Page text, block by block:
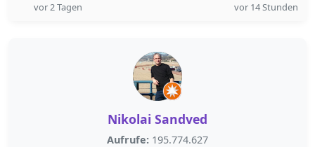
vor 2 Tagen vor 14 Stunden
Nikolai Sandved
Aufrufe: 195.774.627